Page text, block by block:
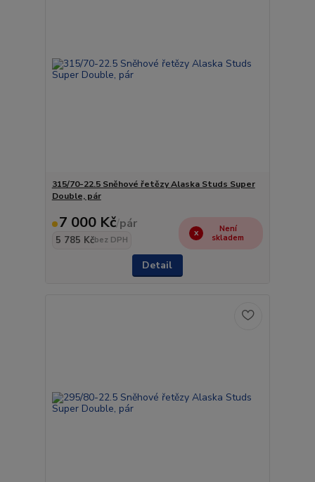
315/70-22.5 Sněhové řetězy Alaska Studs Super
Double, pár
7 000 Kč/pár
5 785 Kčbez DPH
Není
skladem
Detail